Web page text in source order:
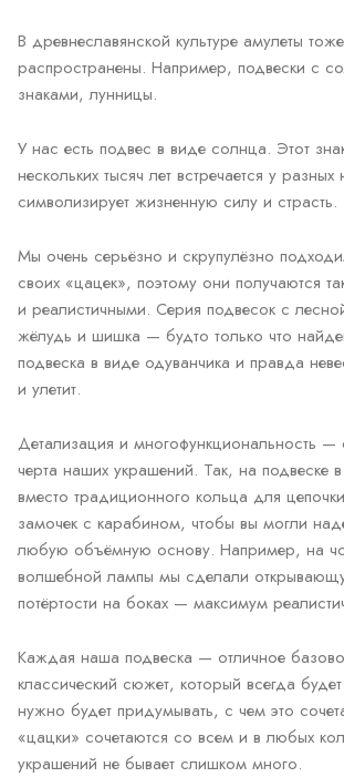
В древнеславянской культуре амулеты
распространены. Например, подвески с
знаками, лунницы.
У нас есть подвес в виде солнца. Этот
нескольких тысяч лет встречается у
символизирует жизненную силу и страсть.
Мы очень серьёзно и скрупулёзно
своих «цацек», поэтому они получаются
и реалистичными. Серия подвесок с
жёлудь и шишка — будто только что
подвеска в виде одуванчика и правда
и улетит.
Детализация и многофункциональность —
черта наших украшений. Так, на подвеске
вместо традиционного кольца для
замочек с карабином, чтобы вы могли
любую объёмную основу. Например, на
волшебной лампы мы сделали
потёртости на боках — максимум
Каждая наша подвеска — отличное
классический сюжет, который всегда
нужно будет придумывать, с чем это
«цацки» сочетаются со всем и в любых
украшений не бывает слишком много.